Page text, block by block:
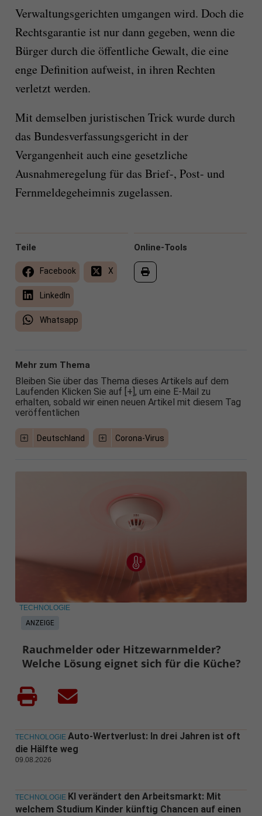
Verwaltungsgerichten umgangen wird. Doch die
Rechtsgarantie ist nur dann gegeben, wenn die
Bürger durch die öffentliche Gewalt, die eine
enge Definition aufweist, in ihren Rechten
verletzt werden.
Mit demselben juristischen Trick wurde durch
das Bundesverfassungsgericht in der
Vergangenheit auch eine gesetzliche
Ausnahmeregelung für das Brief-, Post- und
Fernmeldegeheimnis zugelassen.
Online-Tools
Teile
Facebook X
LinkedIn
Whatsapp
Mehr zum Thema
Bleiben Sie über das Thema dieses Artikels auf dem
Laufenden Klicken Sie auf [+], um eine E-Mail zu
erhalten, sobald wir einen neuen Artikel mit diesem Tag
veröffentlichen
Deutschland Corona-Virus
ANZEIGE
TECHNOLOGIE
Rauchmelder oder Hitzewarnmelder?
Welche Lösung eignet sich für die Küche?
TECHNOLOGIE Auto-Wertverlust: In drei Jahren ist oft
die Hälfte weg
09.08.2026
TECHNOLOGIE KI verändert den Arbeitsmarkt: Mit
welchem Studium Kinder künftig Chancen auf einen